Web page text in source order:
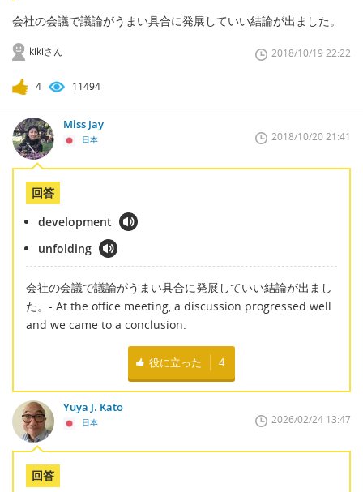
会社の会議で議論がうまい具合に発展していい結論が出ました。
kikiさん 2018/10/19 22:22
4 11494
Miss Jay
日本 2018/10/20 21:41
回答
development
unfolding
会社の会議で議論がうまい具合に発展していい結論が出まし
た。- At the office meeting, a discussion progressed well
and we came to a conclusion.
役に立った 4
Yuya J. Kato
日本 2026/02/24 13:47
回答